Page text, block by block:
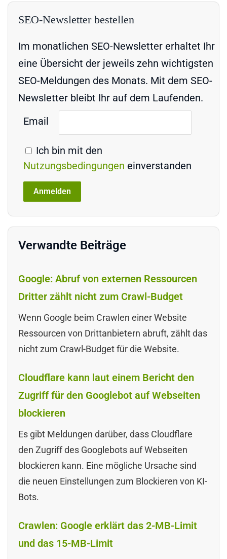
SEO-Newsletter bestellen
Im monatlichen SEO-Newsletter erhaltet Ihr
eine Übersicht der jeweils zehn wichtigsten
SEO-Meldungen des Monats. Mit dem SEO-
Newsletter bleibt Ihr auf dem Laufenden.
Email
Ich bin mit den
Nutzungsbedingungen einverstanden
Verwandte Beiträge
Google: Abruf von externen Ressourcen
Dritter zählt nicht zum Crawl-Budget
Wenn Google beim Crawlen einer Website
Ressourcen von Drittanbietern abruft, zählt das
nicht zum Crawl-Budget für die Website.
Cloudflare kann laut einem Bericht den
Zugriff für den Googlebot auf Webseiten
blockieren
Es gibt Meldungen darüber, dass Cloudflare
den Zugriff des Googlebots auf Webseiten
blockieren kann. Eine mögliche Ursache sind
die neuen Einstellungen zum Blockieren von KI-
Bots.
Crawlen: Google erklärt das 2-MB-Limit
und das 15-MB-Limit